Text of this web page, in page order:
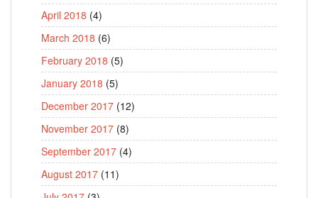
April 2018 (4)
March 2018 (6)
February 2018 (5)
January 2018 (5)
December 2017 (12)
November 2017 (8)
September 2017 (4)
August 2017 (11)